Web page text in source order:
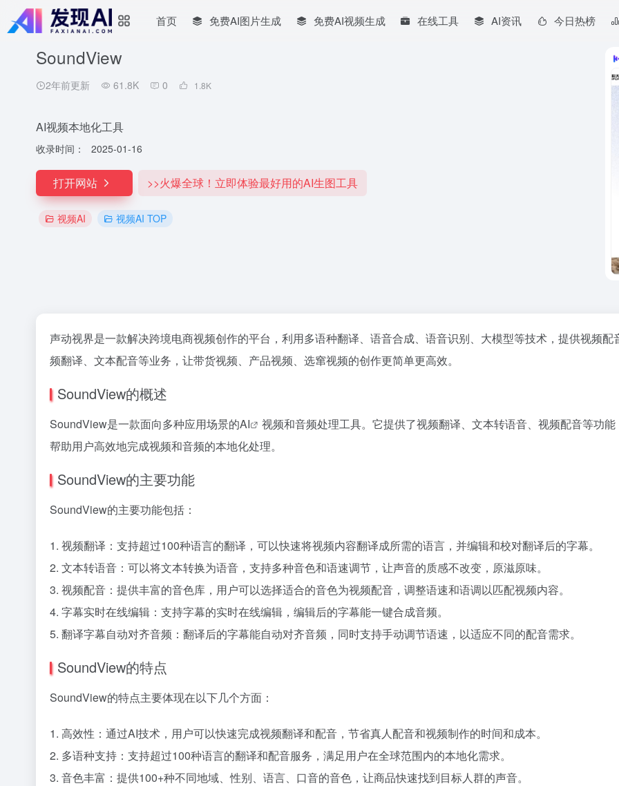
首页 免费AI图片生成 免费AI视频生成 在线工具 AI资讯 今日热榜
SoundView
2年前更新 61.8K 0 1.8K
AI视频本地化工具
收录时间： 2025-01-16
打开网站 >>火爆全球！立即体验最好用的AI生图工具
视频AI 视频AI TOP
声动视界是一款解决跨境电商视频创作的平台，利用多语种翻译、语音合成、语音识别、大模型等技术，提供视频配
频翻译、文本配音等业务，让带货视频、产品视频、选窜视频的创作更简单更高效。
SoundView的概述
SoundView是一款面向多种应用场景的AI
视频和音频处理工具。它提供了视频翻译、文本转语音、视频配音等功能
帮助用户高效地完成视频和音频的本地化处理。
SoundView的主要功能
SoundView的主要功能包括：
1. 视频翻译：支持超过100种语言的翻译，可以快速将视频内容翻译成所需的语言，并编辑和校对翻译后的字幕。
2. 文本转语音：可以将文本转换为语音，支持多种音色和语速调节，让声音的质感不改变，原滋原味。
3. 视频配音：提供丰富的音色库，用户可以选择适合的音色为视频配音，调整语速和语调以匹配视频内容。
4. 字幕实时在线编辑：支持字幕的实时在线编辑，编辑后的字幕能一键合成音频。
5. 翻译字幕自动对齐音频：翻译后的字幕能自动对齐音频，同时支持手动调节语速，以适应不同的配音需求。
SoundView的特点
SoundView的特点主要体现在以下几个方面：
1. 高效性：通过AI技术，用户可以快速完成视频翻译和配音，节省真人配音和视频制作的时间和成本。
2. 多语种支持：支持超过100种语言的翻译和配音服务，满足用户在全球范围内的本地化需求。
3. 音色丰富：提供100+种不同地域、性别、语言、口音的音色，让商品快速找到目标人群的声音。